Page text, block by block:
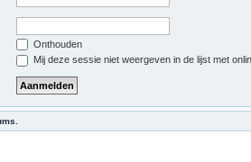
Onthouden
Mij deze sessie niet weergeven in de lijst met